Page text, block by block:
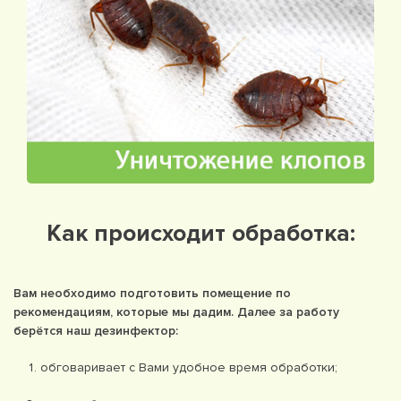
Как происходит обработка:
Вам необходимо подготовить помещение по
рекомендациям, которые мы дадим. Далее за работу
берётся наш дезинфектор:
обговаривает с Вами удобное время обработки;